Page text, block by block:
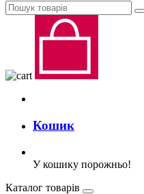
Кошик
У кошику порожньо!
Каталог товарів